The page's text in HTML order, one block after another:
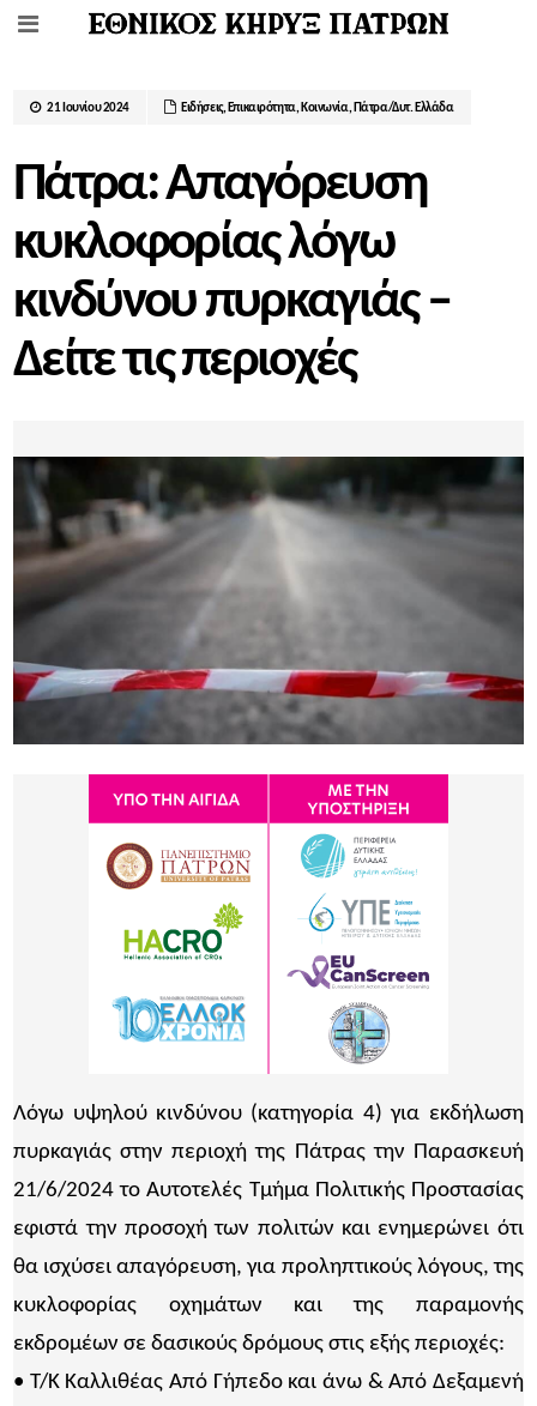
21 Ιουνίου 2024 Ειδήσεις, Επικαιρότητα, Κοινωνία, Πάτρα/Δυτ. Ελλάδα
Πάτρα: Απαγόρευση
κυκλοφορίας λόγω
κινδύνου πυρκαγιάς –
Δείτε τις περιοχές
Λόγω υψηλού κινδύνου (κατηγορία 4) για εκδήλωση
πυρκαγιάς στην περιοχή της Πάτρας την Παρασκευή
21/6/2024 το Αυτοτελές Τμήμα Πολιτικής Προστασίας
εφιστά την προσοχή των πολιτών και ενημερώνει ότι
θα ισχύσει απαγόρευση, για προληπτικούς λόγους, της
κυκλοφορίας οχημάτων και της παραμονής
εκδρομέων σε δασικούς δρόμους στις εξής περιοχές:
• Τ/Κ Καλλιθέας Από Γήπεδο και άνω & Από Δεξαμενή